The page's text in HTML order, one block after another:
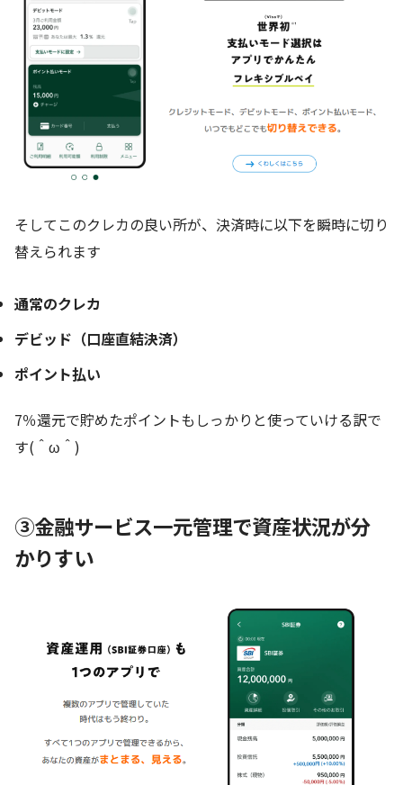
そしてこのクレカの良い所が、決済時に以下を瞬時に切り
替えられます
通常のクレカ
デビッド（口座直結決済）
ポイント払い
7％還元で貯めたポイントもしっかりと使っていける訳で
す(＾ω＾)
③金融サービス一元管理で資産状況が分
かりすい